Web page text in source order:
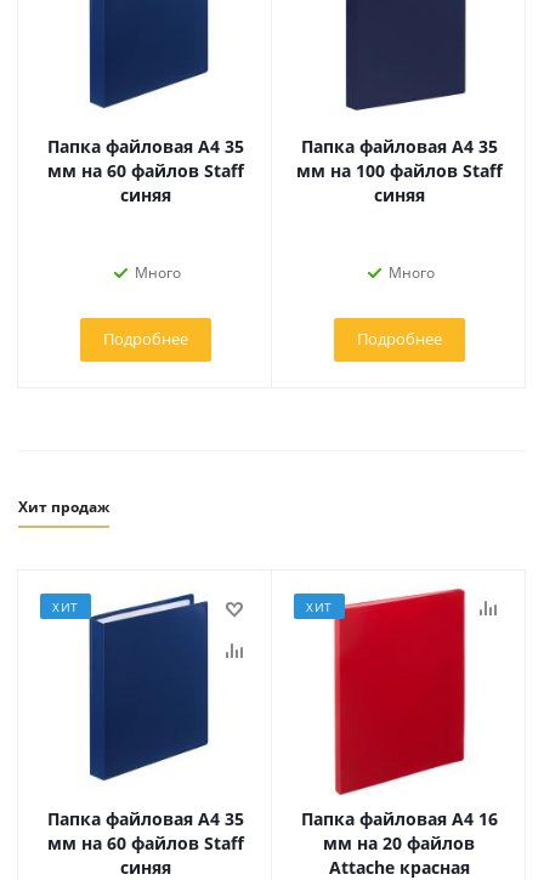
Папка файловая А4 35
мм на 60 файлов Staff
синяя
Много
Подробнее
Папка файловая А4 35
мм на 100 файлов Staff
синяя
Много
Подробнее
Хит продаж
ХИТ
Папка файловая А4 35
мм на 60 файлов Staff
синяя
ХИТ
Папка файловая А4 16
мм на 20 файлов
Attache красная